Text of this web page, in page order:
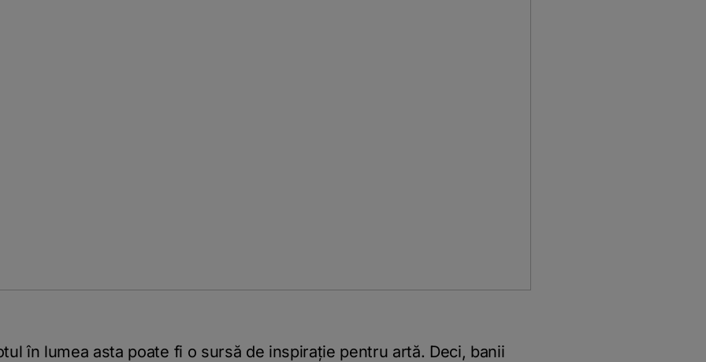
în lumea asta poate fi o sursă de inspirație pentru artă. Deci, banii